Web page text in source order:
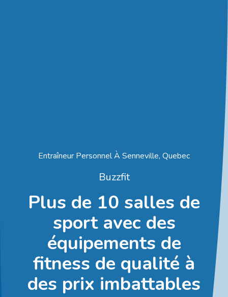
Entraîneur Personnel À Senneville, Quebec
Buzzfit
Plus de 10 salles de
sport avec des
équipements de
fitness de qualité à
des prix imbattables